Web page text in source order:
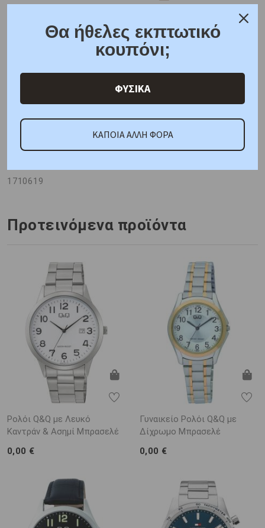
Χαρακτηριστικά Χαρακτηριστικά Ρολογιών
Ρωτήστε μας
ΚΑΤΟΠΙΝ ΠΑΡΑΓΓΕΛΙΑΣ
1710619
Προτεινόμενα προϊόντα
Ρολόι Q&Q με Λευκό
Καντράν & Ασημί Μπρασελέ
0,00 €
Γυναικείο Ρολόι Q&Q με
Δίχρωμο Μπρασελέ
0,00 €
Θα ήθελες εκπτωτικό
κουπόνι;
ΦΥΣΙΚΑ
ΚΑΠΟΙΑ ΑΛΛΗ ΦΟΡΑ